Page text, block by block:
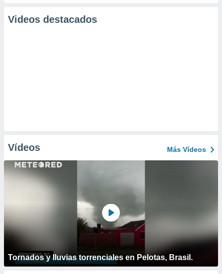
Videos destacados
Vídeos Más Vídeos
Tornados y lluvias torrenciales en Pelotas, Brasil.